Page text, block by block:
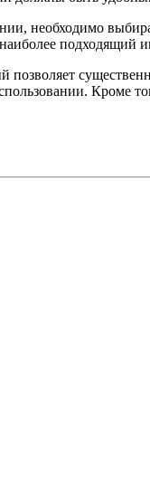
необходимо
подходящий
Кроме